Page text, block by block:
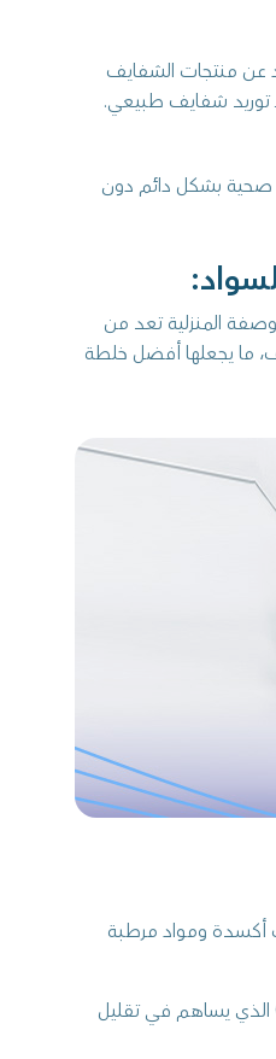
عن منتجات الشفايف
توريد شفايف طبيعي.
صحية بشكل دائم دون
المنزلية تعد من
ما يجعلها أفضل خلطة
ومواد مرطبة
نصف ملعقة صغيرة من عصير الليمون: غني بفيتامين C الذي يساهم في تقليل